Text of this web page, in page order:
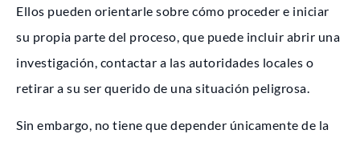
Ellos pueden orientarle sobre cómo proceder e iniciar
su propia parte del proceso, que puede incluir abrir una
investigación, contactar a las autoridades locales o
retirar a su ser querido de una situación peligrosa.
Sin embargo, no tiene que depender únicamente de la